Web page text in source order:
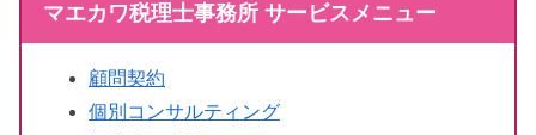
マエカワ税理士事務所 サービスメニュー
顧問契約
個別コンサルティング